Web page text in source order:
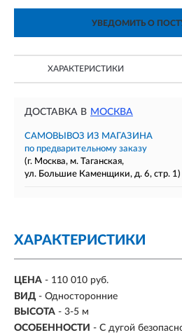
УВЕДОМИТЬ О
ХАРАКТЕРИСТИКИ
ДОСТАВКА В МОСКВА
САМОВЫВОЗ ИЗ МАГАЗИНА
по предварительному заказу
(г. Москва, м. Таганская,
ул. Большие Каменщики, д. 6, стр. 1)
ХАРАКТЕРИСТИКИ
ЦЕНА - 110 010 руб.
ВИД - Односторонние
ВЫСОТА - 3-5 м
ОСОБЕННОСТИ - С дугой